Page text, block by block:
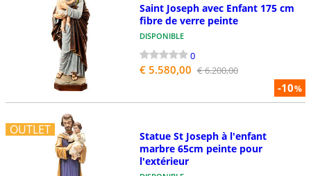
-10%
Saint Joseph avec Enfant 175 cm
fibre de verre peinte
DISPONIBLE
0
€ 5.580,00 € 6.200,00
OUTLET
Statue St Joseph à l'enfant
marbre 65cm peinte pour
l'extérieur